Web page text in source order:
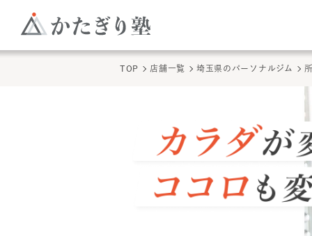
TOP 店舗一覧 埼玉県 のパーソナルジム